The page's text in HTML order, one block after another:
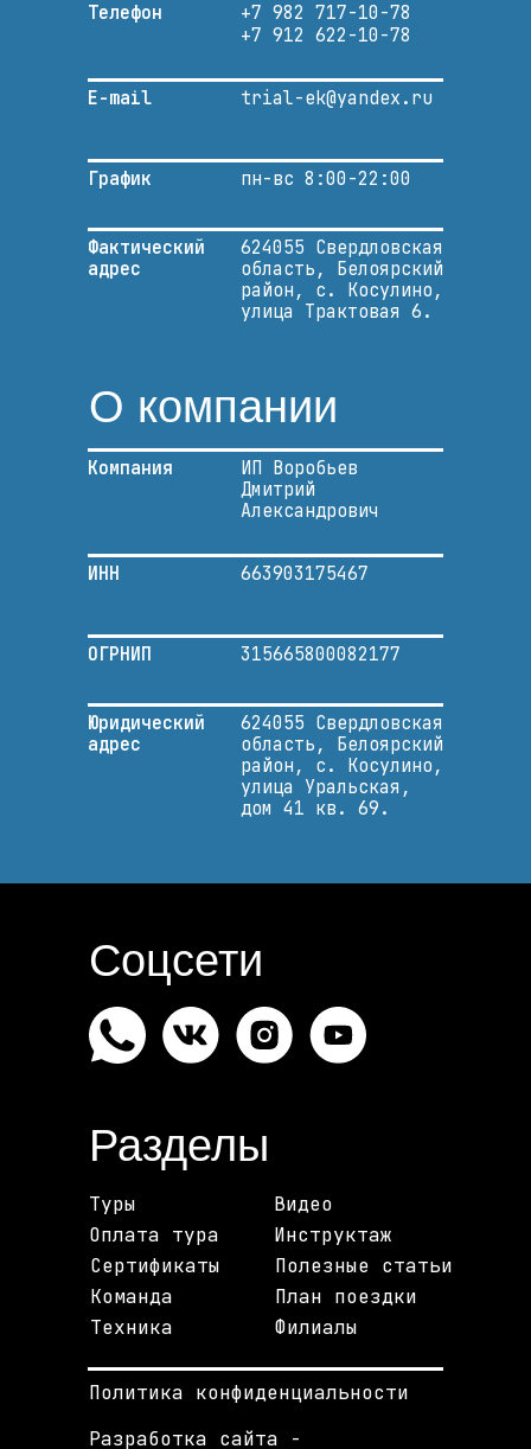
О компании
Телефон
+7 982 717-10-78
+7 912 622-10-78
E-mail trial-ek@yandex.ru
График пн-вс 8:00-22:00
Фактический
адрес
624055 Свердловская
область, Белоярский
район, с. Косулино,
улица Трактовая 6.
Юридический
адрес
624055 Свердловская
область, Белоярский
район, с. Косулино,
улица Уральская,
дом 41 кв. 69.
ОГРНИП 315665800082177
ИНН
Компания
663903175467
ИП Воробьев
Дмитрий
Александрович
Соцсети
Разработка сайта -
Разделы
Туры
Оплата тура
Сертификаты
Команда
Видео
Инструктаж
Полезные статьи
Техника
План поездки
Филиалы
Политика конфиденциальности